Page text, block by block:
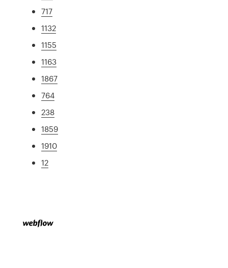
717
1132
1155
1163
1867
764
238
1859
1910
12